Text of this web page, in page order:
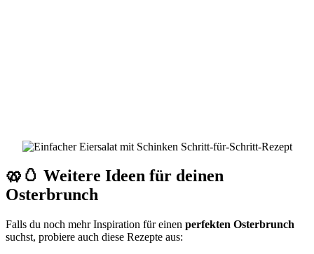
🥨🥚 Weitere Ideen für deinen
Osterbrunch
Falls du noch mehr Inspiration für einen perfekten Osterbrunch
suchst, probiere auch diese Rezepte aus: